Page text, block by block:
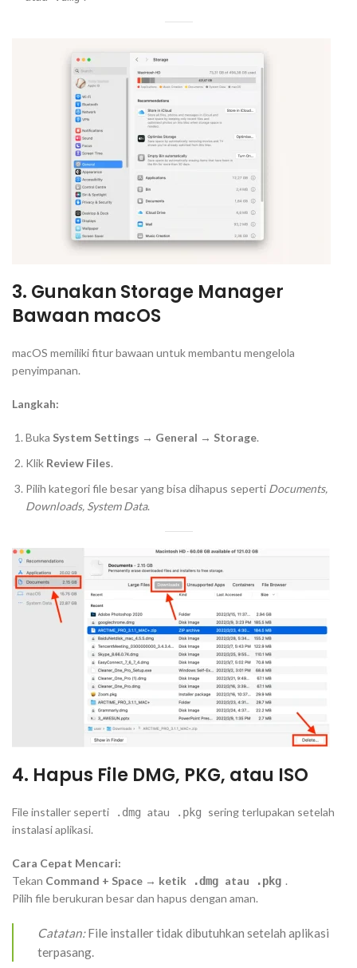
3. Gunakan Storage Manager
Bawaan macOS
macOS memiliki fitur bawaan untuk membantu mengelola
penyimpanan.
Langkah:
Buka System Settings → General → Storage.
Klik Review Files.
Pilih kategori file besar yang bisa dihapus seperti Documents,
Downloads, System Data.
4. Hapus File DMG, PKG, atau ISO
File installer seperti .dmg atau .pkg
sering terlupakan setelah
instalasi aplikasi.
Cara Cepat Mencari:
Tekan Command + Space → ketik .dmg atau .pkg .
Pilih file berukuran besar dan hapus dengan aman.
Catatan:File installer tidak dibutuhkan setelah aplikasi
terpasang.